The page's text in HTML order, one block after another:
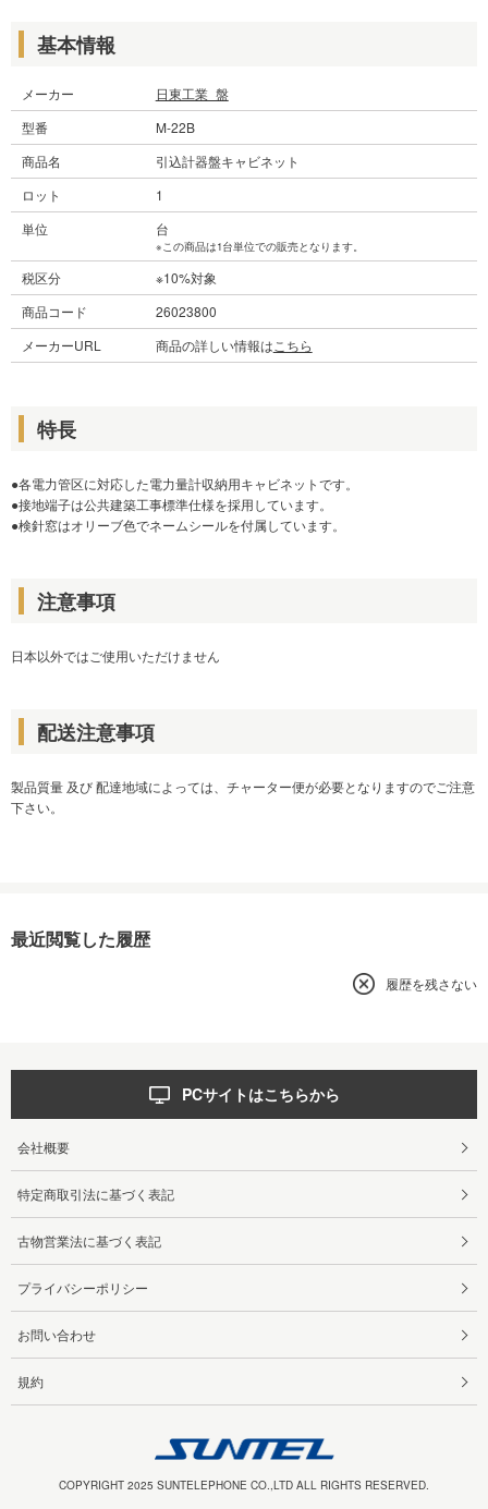
基本情報
メーカー
日東工業_盤
型番
M-22B
商品名
引込計器盤キャビネット
ロット
1
単位
台
※この商品は1台単位での販売となります。
税区分
※10%対象
商品コード
26023800
メーカーURL
商品の詳しい情報は こちら
特長
●各電力管区に対応した電力量計収納用キャビネットです。
●接地端子は公共建築工事標準仕様を採用しています。
●検針窓はオリーブ色でネームシールを付属しています。
注意事項
日本以外ではご使用いただけません
配送注意事項
製品質量 及び 配達地域によっては、チャーター便が必要となりますのでご注意
下さい。
最近閲覧した履歴
履歴を残さない
PCサイトはこちらから
会社概要
特定商取引法に基づく表記
古物営業法に基づく表記
プライバシーポリシー
お問い合わせ
規約
COPYRIGHT 2025 SUNTELEPHONE CO.,LTD ALL RIGHTS RESERVED.